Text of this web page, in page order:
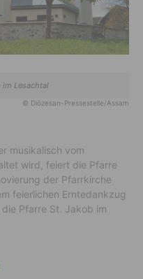
im Lesachtal
© Diözesan-Pressestelle/Assam
musikalisch vom
wird, feiert die Pfarre
der Pfarrkirche
feierlichen Erntedankzug
Pfarre St. Jakob im